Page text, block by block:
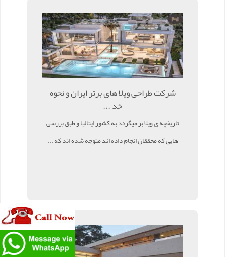
شرکت طراحی ویلا های برتر ایران و نحوه
خد ...
تاریخچه ی ویلا بر میگردد به کشور ایتالیا و طبق بررسی
هایی که محققان انجام داده اند متوجه شده اند که ...